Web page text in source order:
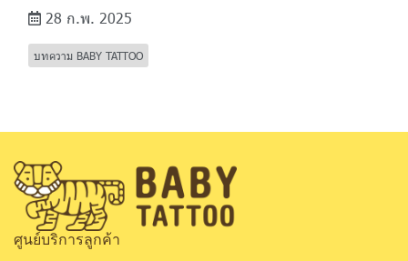
28 ก.พ. 2025
บทความ BABY TATTOO
ศูนย์บริการลูกค้า